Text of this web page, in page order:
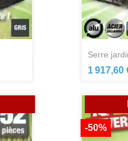
serre
1 917,60
-50%